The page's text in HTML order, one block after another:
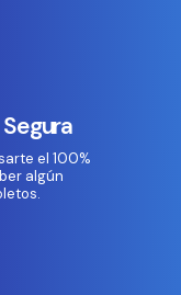
el 100%
algún